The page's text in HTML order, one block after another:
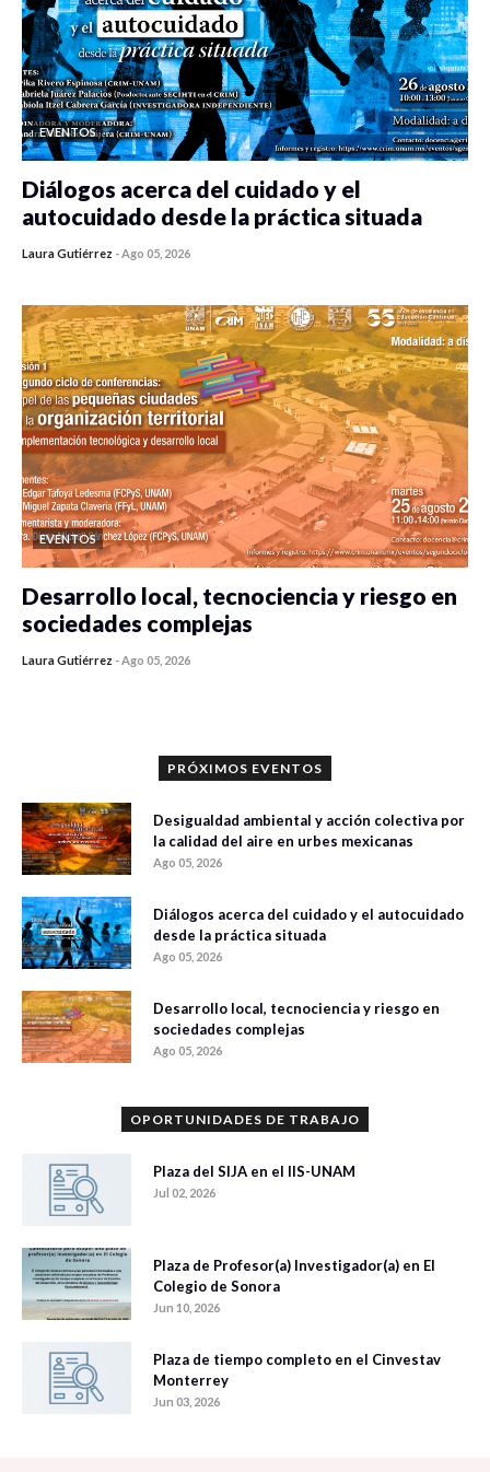
EVENTOS
Diálogos acerca del cuidado y el
autocuidado desde la práctica situada
Laura Gutiérrez -Ago 05, 2026
EVENTOS
Desarrollo local, tecnociencia y riesgo en
sociedades complejas
Laura Gutiérrez -Ago 05, 2026
PRÓXIMOS EVENTOS
Desigualdad ambiental y acción colectiva por
la calidad del aire en urbes mexicanas
Ago 05, 2026
Diálogos acerca del cuidado y el autocuidado
desde la práctica situada
Ago 05, 2026
Desarrollo local, tecnociencia y riesgo en
sociedades complejas
Ago 05, 2026
OPORTUNIDADES DE TRABAJO
Plaza del SIJA en el IIS-UNAM
Jul 02, 2026
Plaza de Profesor(a) Investigador(a) en El
Colegio de Sonora
Jun 10, 2026
Plaza de tiempo completo en el Cinvestav
Monterrey
Jun 03, 2026